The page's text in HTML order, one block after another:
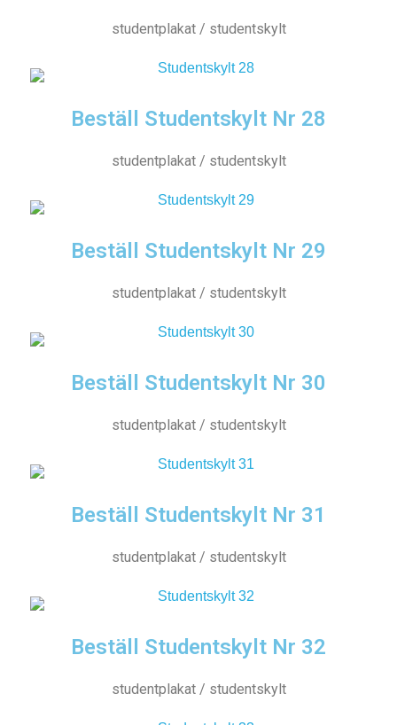
studentplakat / studentskylt
Beställ Studentskylt Nr 28
studentplakat / studentskylt
Beställ Studentskylt Nr 29
studentplakat / studentskylt
Beställ Studentskylt Nr 30
studentplakat / studentskylt
Beställ Studentskylt Nr 31
studentplakat / studentskylt
Beställ Studentskylt Nr 32
studentplakat / studentskylt